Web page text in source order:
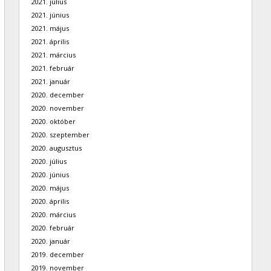
2021. június
2021. május
2021. április
2021. március
2021. február
2021. január
2020. december
2020. november
2020. október
2020. szeptember
2020. augusztus
2020. július
2020. június
2020. május
2020. április
2020. március
2020. február
2020. január
2019. december
2019. november